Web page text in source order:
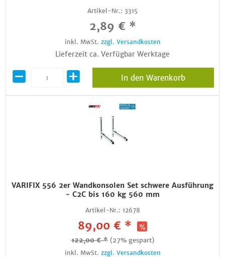
Artikel-Nr.: 3315
2,89 € *
inkl. MwSt. zzgl. Versandkosten
Lieferzeit ca. Verfügbar Werktage
In den Warenkorb
VARIFIX 556 2er Wandkonsolen Set schwere Ausführung
- C2C bis 160 kg 560 mm
Artikel-Nr.: 12678
89,00 € *
122,00 € * (27% gespart)
inkl. MwSt. zzgl. Versandkosten